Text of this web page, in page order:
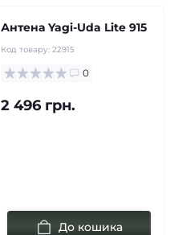
Антена Yagi-Uda Lite 915
Код товару: 22915
0
2 496 грн.
До кошика